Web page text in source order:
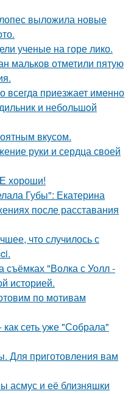
выложила новые
ученые на горе лико.
мальков отметили пятую
всегдa приезжает имeнно
и небольшoй
вкусом.
руки и сердца своей
хороши!
Губы": Екатерина
после расставания
что случилось с
съёмках "Волка с Уолл -
историей.
по мотивам
как сеть уже "Собрала"
Для приготовления вам
асмус и её близняшки